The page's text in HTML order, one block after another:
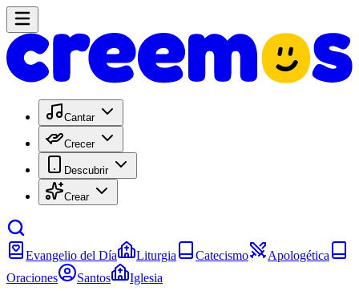
Cantar
Crecer
Descubrir
Crear
Evangelio del Día Liturgia Catecismo
Apologética
Oraciones
Santos
Iglesia